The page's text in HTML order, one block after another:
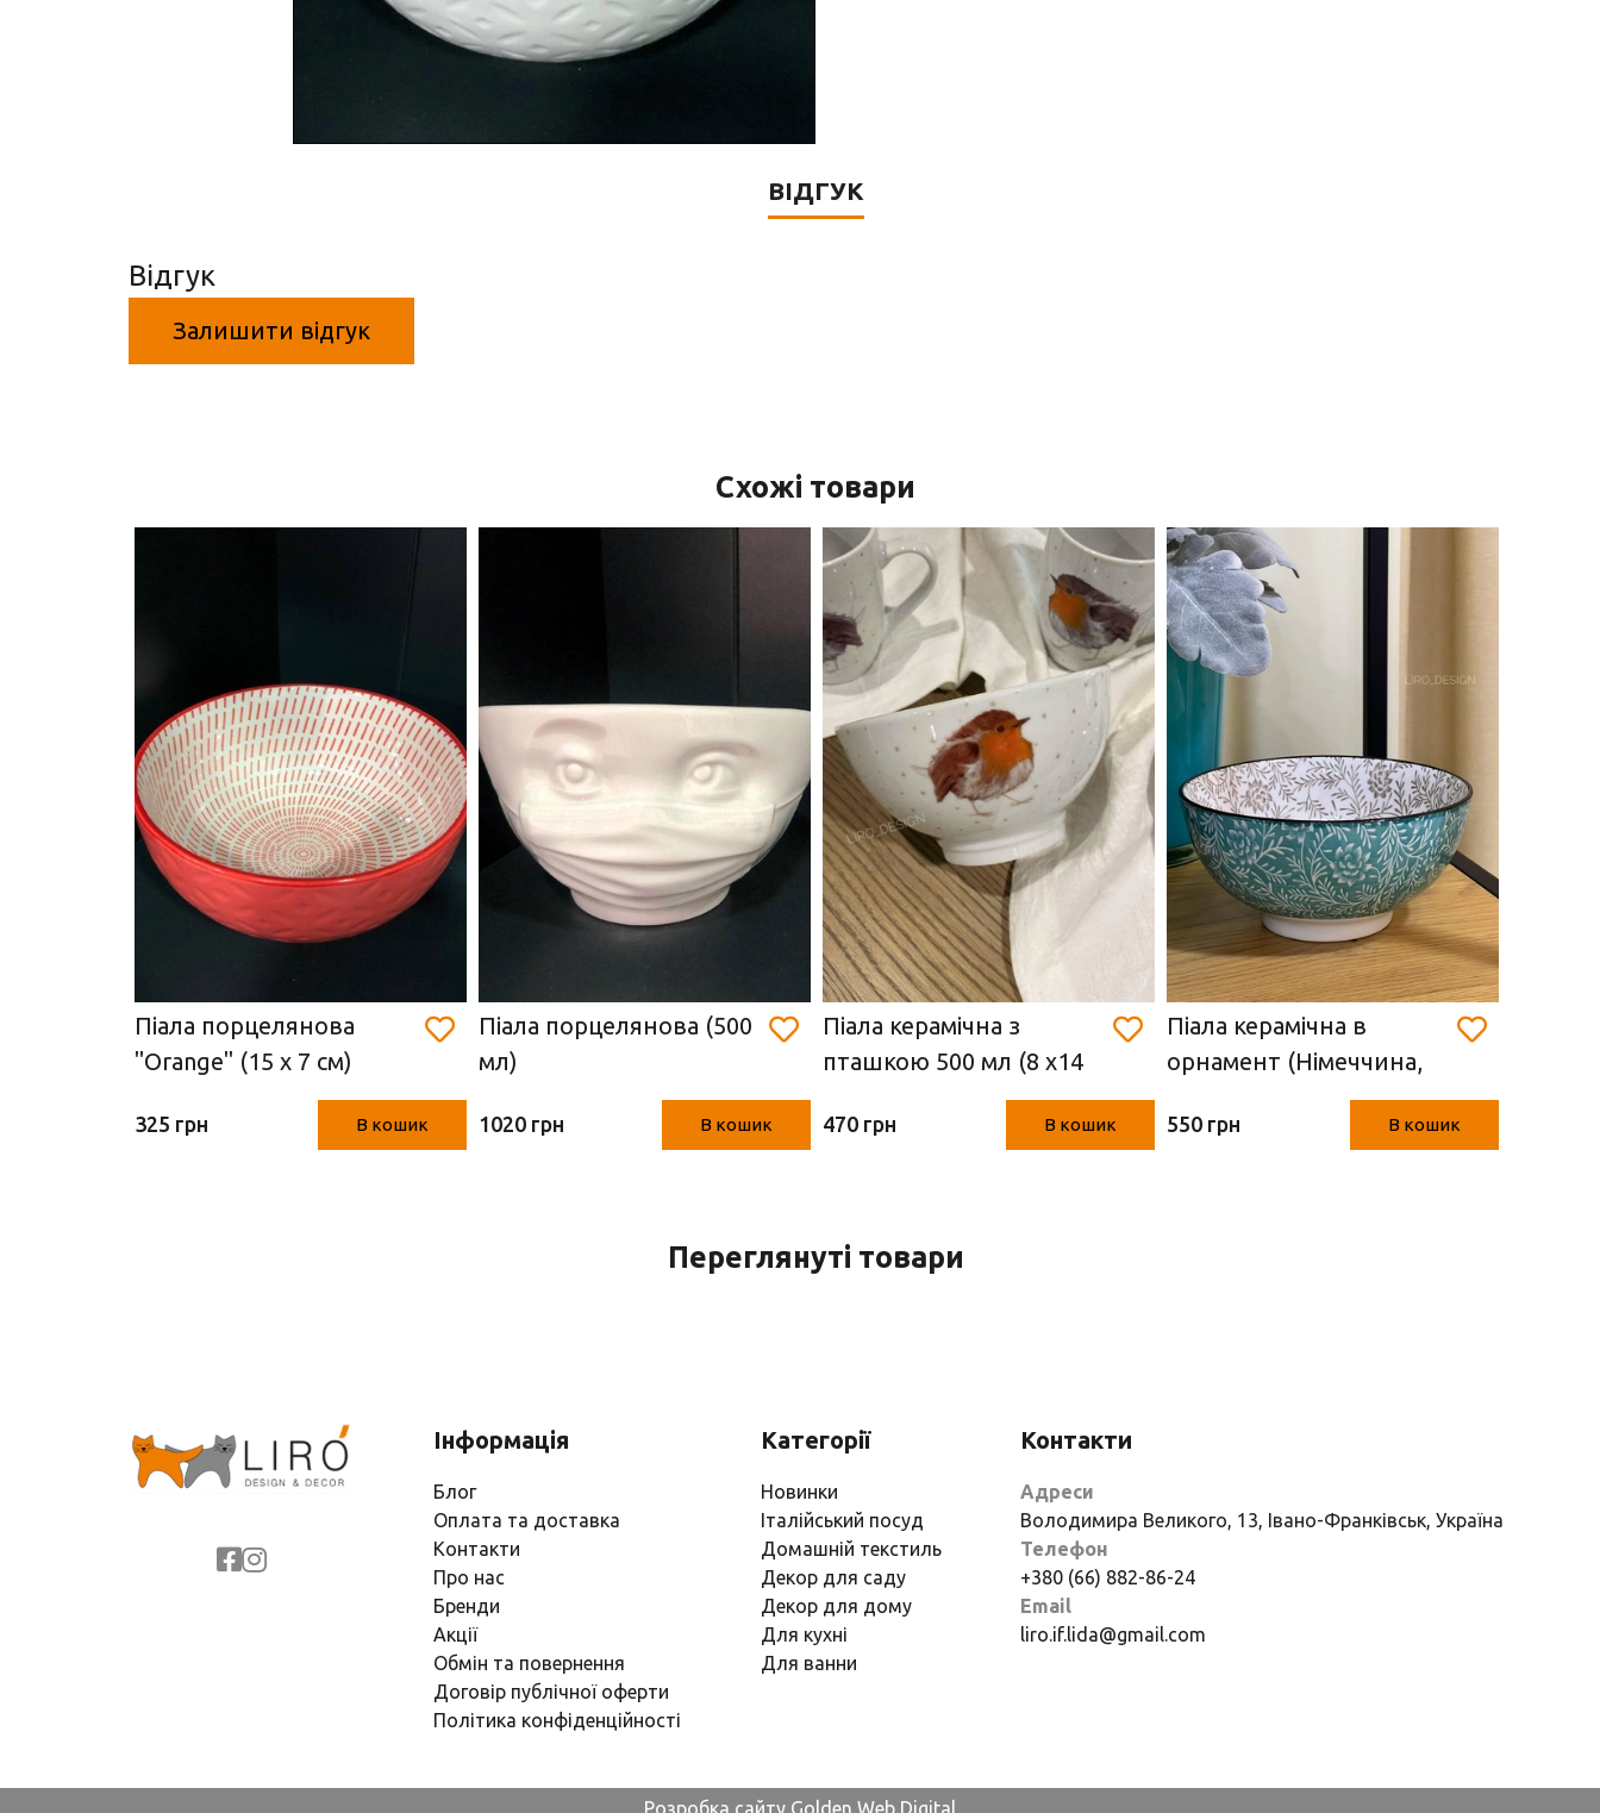
ВІДГУК
Відгук
Залишити відгук
Схожі товари
Піала порцелянова
"Orange" (15 х 7 см)
325 грн В кошик
Піала порцелянова (500
мл)
1020 грн В кошик
Піала керамічна з
пташкою 500 мл (8 х14
470 грн В кошик
Піала керамічна в
орнамент (Німеччина,
550 грн В кошик
Переглянуті товари
Інформація
Блог
Оплата та доставка
Контакти
Про нас
Бренди
Акції
Обмін та повернення
Договір публічної оферти
Політика конфіденційності
Категорії
Новинки
Італійський посуд
Домашній текстиль
Декор для саду
Декор для дому
Для кухні
Для ванни
Контакти
Адреси
Володимира Великого, 13, Івано-Франківськ, Україна
Телефон
+380 (66) 882-86-24
Email
liro.if.lida@gmail.com
Розробка сайту Golden Web Digital